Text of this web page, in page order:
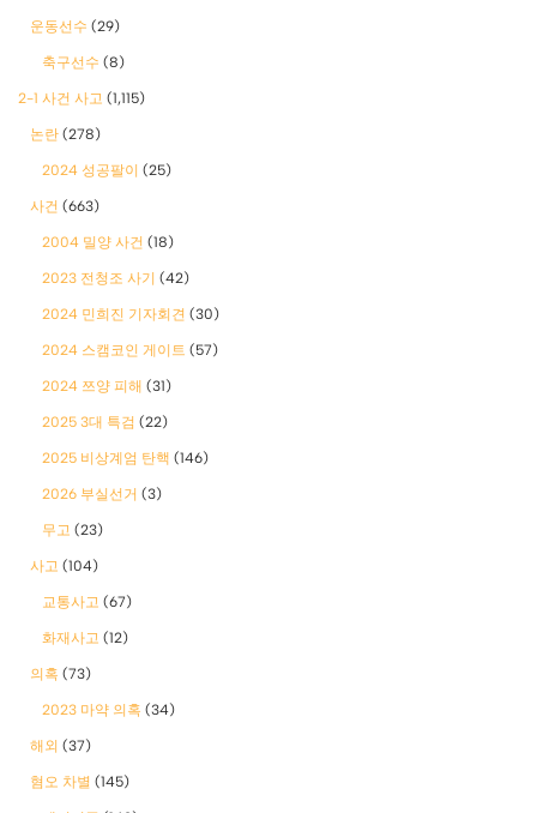
운동선수 (29)
축구선수 (8)
2-1 사건 사고 (1,115)
논란 (278)
2024 성공팔이 (25)
사건 (663)
2004 밀양 사건 (18)
2023 전청조 사기 (42)
2024 민희진 기자회견 (30)
2024 스캠코인 게이트 (57)
2024 쯔양 피해 (31)
2025 3대 특검 (22)
2025 비상계엄 탄핵 (146)
2026 부실선거 (3)
무고 (23)
사고 (104)
교통사고 (67)
화재사고 (12)
의혹 (73)
2023 마약 의혹 (34)
해외 (37)
혐오 차별 (145)